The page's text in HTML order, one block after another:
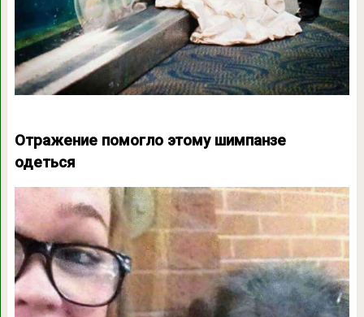
Отражение помогло этому шимпанзе
одеться